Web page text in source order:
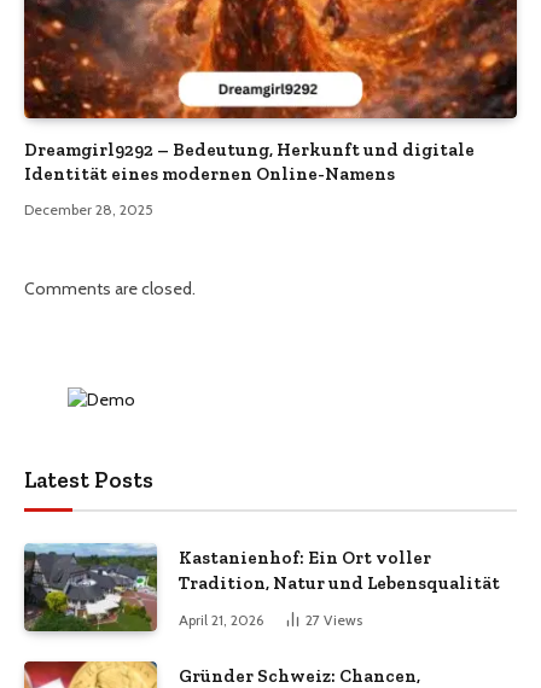
Dreamgirl9292 – Bedeutung, Herkunft und digitale
Identität eines modernen Online-Namens
December 28, 2025
Comments are closed.
Latest Posts
Kastanienhof: Ein Ort voller
Tradition, Natur und Lebensqualität
April 21, 2026 27 Views
Gründer Schweiz: Chancen,